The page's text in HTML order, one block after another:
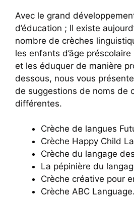
Avec le grand
d’éducation ; Il existe
nombre de crèches
les enfants d’âge
et les éduquer de manière
dessous, nous vous
de suggestions de noms de
différentes.
Crèche de langues
Crèche Happy Child
Crèche du langage
La pépinière du
Crèche créative pour
Crèche ABC Language.